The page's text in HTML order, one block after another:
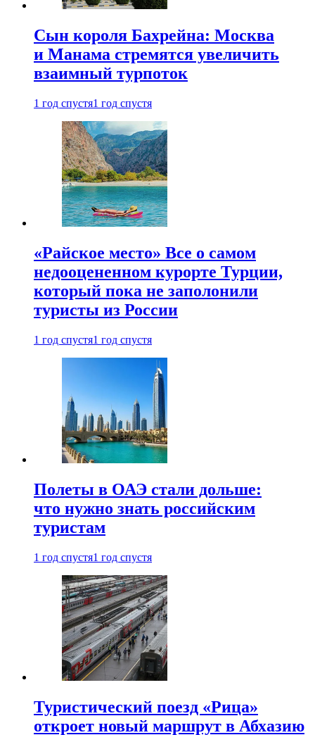
Сын короля Бахрейна: Москва
и Манама стремятся увеличить
взаимный турпоток
1 год спустя1 год спустя
«Райское место» Все о самом
недооцененном курорте Турции,
который пока не заполонили
туристы из России
1 год спустя1 год спустя
Полеты в ОАЭ стали дольше:
что нужно знать российским
туристам
1 год спустя1 год спустя
Туристический поезд «Рица»
откроет новый маршрут в Абхазию